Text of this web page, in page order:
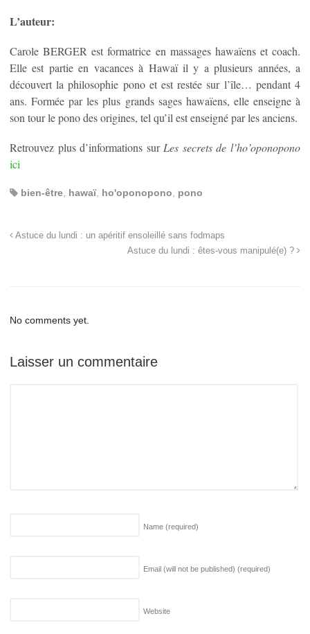
L’auteur:
Carole BERGER est formatrice en massages hawaïens et coach.
Elle est partie en vacances à Hawaï il y a plusieurs années, a
découvert la philosophie pono et est restée sur l’île… pendant 4
ans. Formée par les plus grands sages hawaïens, elle enseigne à
son tour le pono des origines, tel qu’il est enseigné par les anciens.
Retrouvez plus d’informations surLes secrets de l’ho’oponopono
ici
bien-être, hawaï, ho'oponopono, pono
Astuce du lundi : un apéritif ensoleillé sans fodmaps
Astuce du lundi : êtes-vous manipulé(e) ?
No comments yet.
Laisser un commentaire
Name (required)
Email (will not be published) (required)
Website